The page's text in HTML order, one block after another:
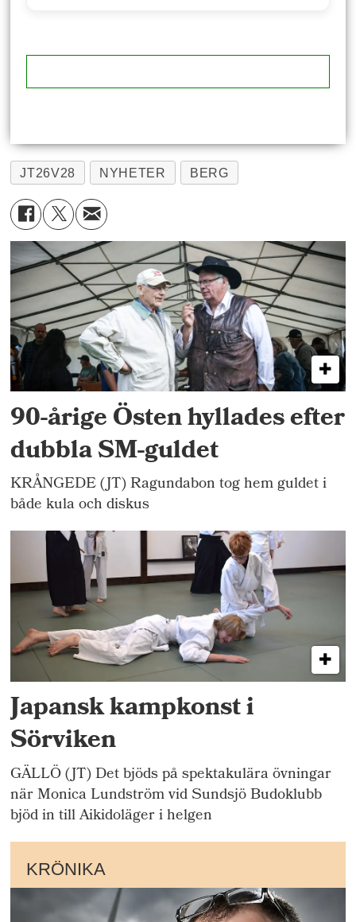
JT26V28 NYHETER BERG
90-årige Östen hyllades efter
dubbla SM-guldet
KRÅNGEDE (JT) Ragundabon tog hem guldet i
både kula och diskus
Japansk kampkonst i
Sörviken
GÄLLÖ (JT) Det bjöds på spektakulära övningar
när Monica Lundström vid Sundsjö Budoklubb
bjöd in till Aikidoläger i helgen
KRÖNIKA